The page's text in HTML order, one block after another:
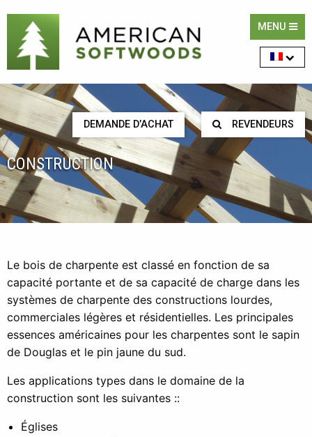
MENU
DEMANDE D’ACHAT REVENDEURS
CONSTRUCTION
Le bois de charpente est classé en fonction de sa
capacité portante et de sa capacité de charge dans les
systèmes de charpente des constructions lourdes,
commerciales légères et résidentielles. Les principales
essences américaines pour les charpentes sont le sapin
de Douglas et le pin jaune du sud.
Les applications types dans le domaine de la
construction sont les suivantes ::
Églises